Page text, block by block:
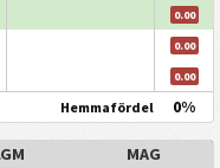
0.00
0.00
0.00
Hemmafördel 0%
MAG